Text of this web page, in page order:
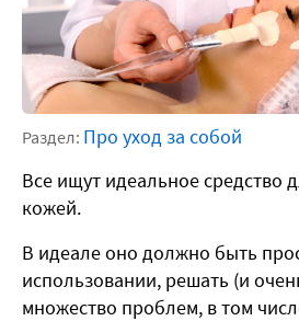
Раздел: Про уход за собой
Все ищут идеальное средство
кожей.
В идеале оно должно быть
использовании, решать (и
множество проблем, в том